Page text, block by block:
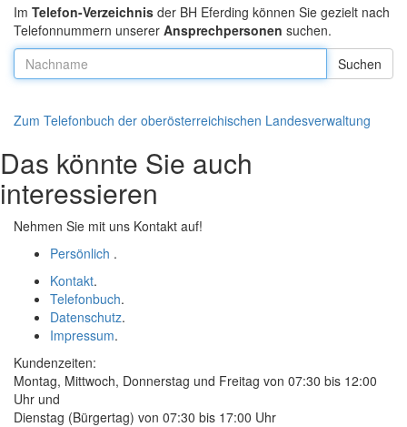
Im Telefon-Verzeichnis der BH Eferding können Sie gezielt nach
Telefonnummern unserer Ansprechpersonen suchen.
Nachname:
Zum Telefonbuch der oberösterreichischen Landesverwaltung
Das könnte Sie auch
interessieren
Nehmen Sie mit uns Kontakt auf!
Persönlich .
Kontakt.
Telefonbuch.
Datenschutz.
Impressum.
Kundenzeiten:
Montag, Mittwoch, Donnerstag und Freitag von 07:30 bis 12:00
Uhr und
Dienstag (Bürgertag) von 07:30 bis 17:00 Uhr